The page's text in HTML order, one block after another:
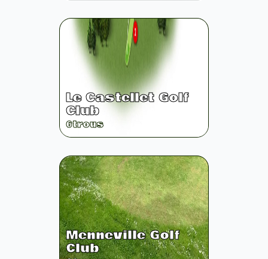
Le Castellet Golf
Club
6trous
Menneville Golf
Club